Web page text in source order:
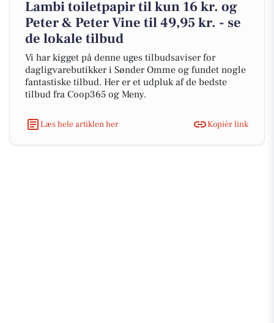
Lambi toiletpapir til kun 16 kr. og
Peter & Peter Vine til 49,95 kr. - se
de lokale tilbud
Vi har kigget på denne uges tilbudsaviser for
dagligvarebutikker i Sønder Omme og fundet nogle
fantastiske tilbud. Her er et udpluk af de bedste
tilbud fra Coop365 og Meny.
Læs hele artiklen her Kopiér link